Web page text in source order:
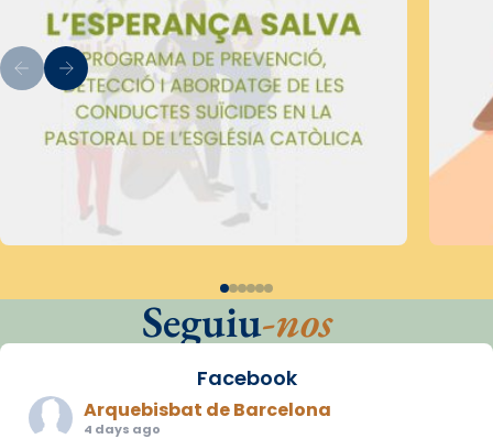
Seguiu-nos
Facebook
Arquebisbat de Barcelona
4 days ago